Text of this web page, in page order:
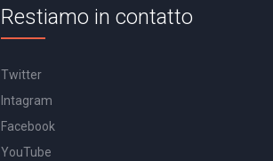
Restiamo in contatto
Twitter
Intagram
Facebook
YouTube